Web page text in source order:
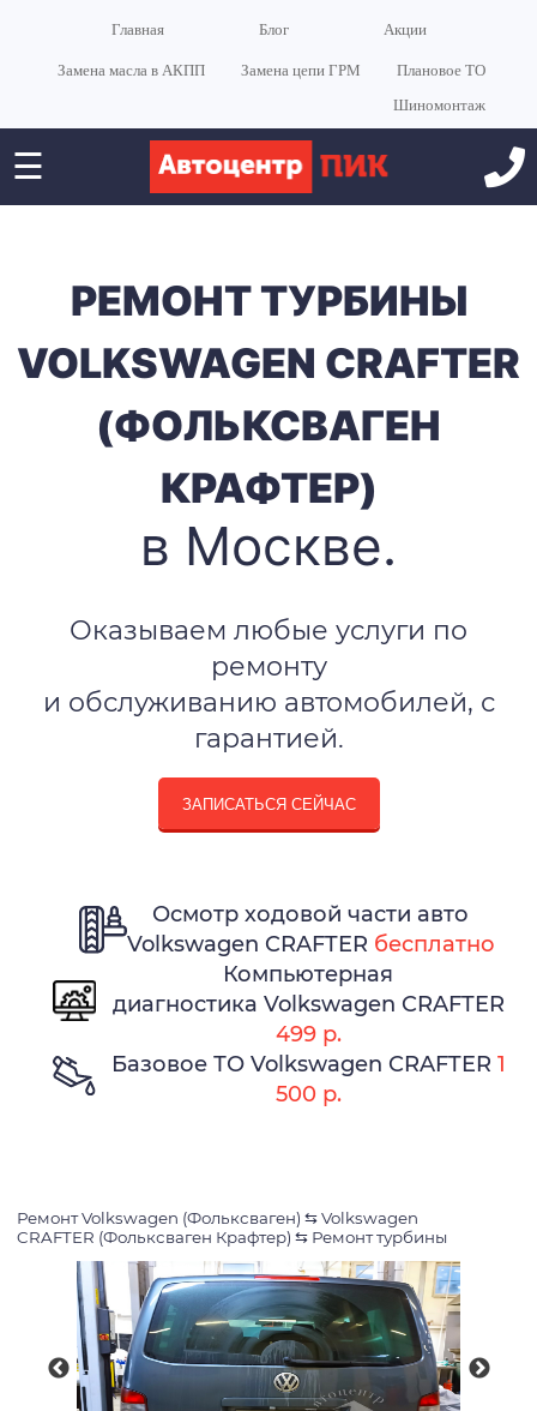
Главная Блог Акции
Замена масла в АКПП Замена цепи ГРМ
Плановое ТО
Шиномонтаж
☰
РЕМОНТ ТУРБИНЫ
VOLKSWAGEN CRAFTER
(ФОЛЬКСВАГЕН
КРАФТЕР)
в Москве.
Оказываем любые услуги по
ремонту
и обслуживанию автомобилей, с
гарантией.
ЗАПИСАТЬСЯ СЕЙЧАС
Осмотр ходовой части авто
Volkswagen CRAFTER бесплатно
Компьютерная
диагностика Volkswagen CRAFTER
499 р.
Базовое ТО Volkswagen CRAFTER 1
500 р.
Ремонт Volkswagen (Фольксваген) ⇆ Volkswagen
CRAFTER (Фольксваген Крафтер) ⇆ Ремонт турбины